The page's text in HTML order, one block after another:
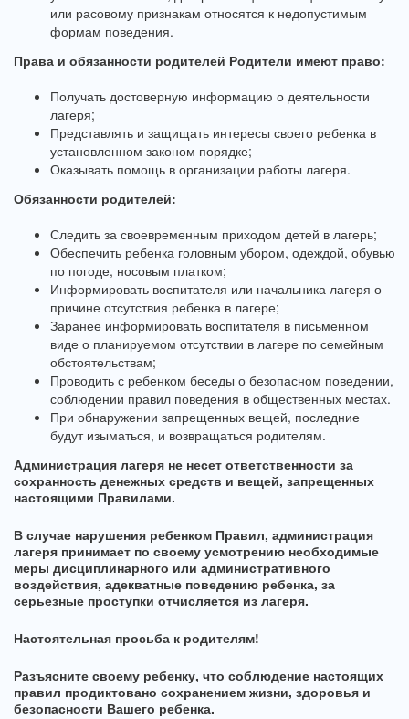
или расовому признакам относятся к недопустимым
формам поведения.
Права и обязанности родителей Родители имеют право:
Получать достоверную информацию о деятельности
лагеря;
Представлять и защищать интересы своего ребенка в
установленном законом порядке;
Оказывать помощь в организации работы лагеря.
Обязанности родителей:
Следить за своевременным приходом детей в лагерь;
Обеспечить ребенка головным убором, одеждой, обувью
по погоде, носовым платком;
Информировать воспитателя или начальника лагеря о
причине отсутствия ребенка в лагере;
Заранее информировать воспитателя в письменном
виде о планируемом отсутствии в лагере по семейным
обстоятельствам;
Проводить с ребенком беседы о безопасном поведении,
соблюдении правил поведения в общественных местах.
При обнаружении запрещенных вещей, последние
будут изыматься, и возвращаться родителям.
Администрация лагеря не несет ответственности за
сохранность денежных средств и вещей, запрещенных
настоящими Правилами.
В случае нарушения ребенком Правил, администрация
лагеря принимает по своему усмотрению необходимые
меры дисциплинарного или административного
воздействия, адекватные поведению ребенка, за
серьезные проступки отчисляется из лагеря.
Настоятельная просьба к родителям!
Разъясните своему ребенку, что соблюдение настоящих
правил продиктовано сохранением жизни, здоровья и
безопасности Вашего ребенка.